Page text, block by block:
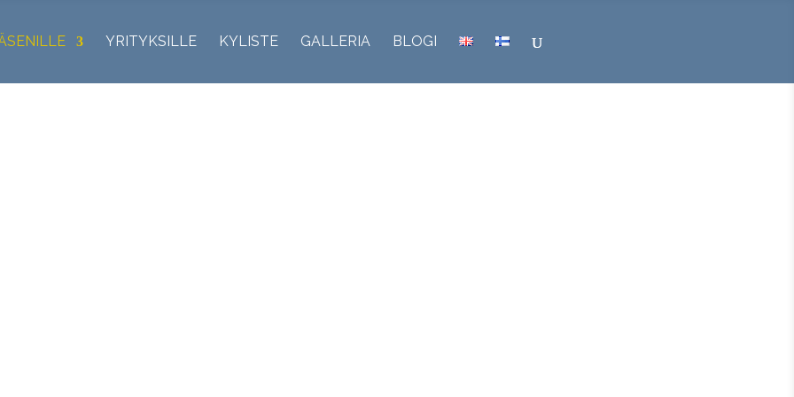
YRITYKSILLE KYLISTE GALLERIA BLOGI